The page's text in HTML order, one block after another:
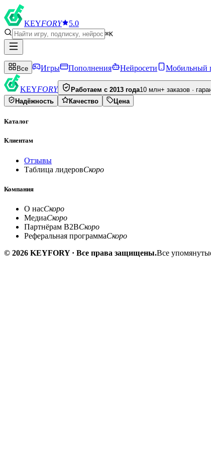
KEYFORY 5.0
⌘K
Все Игры Пополнения Нейросети Мобильный
KEYFORY Работаем с 2013 года10 млн+ заказов ·
Надёжность
Качество Цена
Каталог
Клиентам
Отзывы
Таблица лидеровСкоро
Компания
О насСкоро
МедиаСкоро
Партнёрам B2BСкоро
Реферальная программаСкоро
© 2026 KEYFORY · Все права защищены.Все